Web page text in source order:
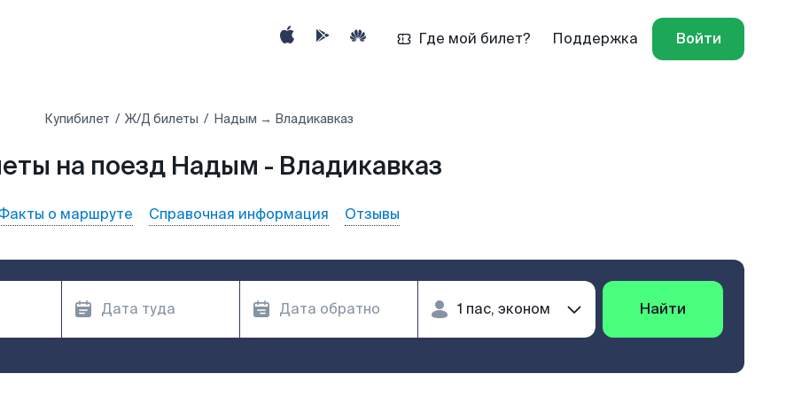
Где мой билет? Поддержка Войти
Купибилет Ж/Д билеты Надым → Владикавказ
на поезд Надым - Владикавказ
о маршруте Справочная информация Отзывы
Найти